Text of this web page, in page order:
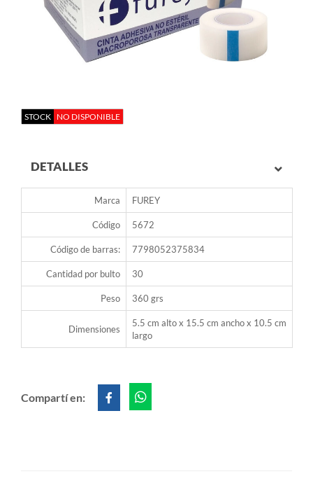
STOCK NO DISPONIBLE
DETALLES
Marca FUREY
Código 5672
Código de barras: 7798052375834
Cantidad por bulto 30
Peso 360 grs
Dimensiones
5.5 cm alto x 15.5 cm ancho x 10.5 cm
largo
Compartí en: